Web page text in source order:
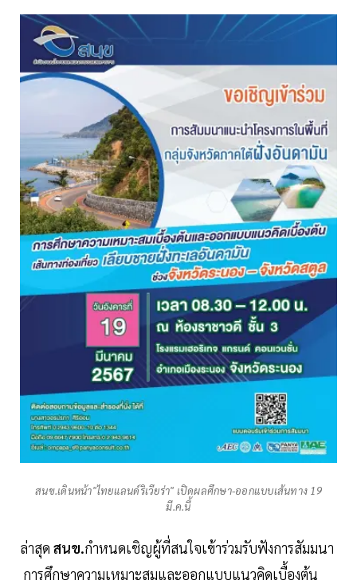
สนข.เดินหน้า"ไทยแลนด์ริเวียร่า" เปิดผลศึกษา-ออกแบบเส้นทาง 19
มี.ค.นี้
ล่าสุด สนข.กำหนดเชิญผู้ที่สนใจเข้าร่วมรับฟังการสัมมนา
การศึกษาความเหมาะสมและออกแบบแนวคิดเบื้องต้น